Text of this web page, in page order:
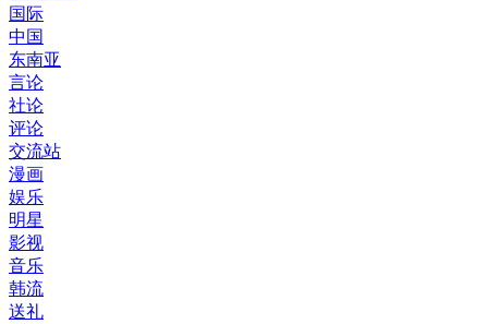
国际
中国
东南亚
言论
社论
评论
交流站
漫画
娱乐
明星
影视
音乐
韩流
送礼